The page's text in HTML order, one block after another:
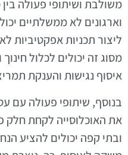
משולבת ושיתופי פעולה
וארגונים לא ממשלתיים
ליצור תכניות אפקטיביות
מסוג זה יכולים לכלול
איסוף נגישות והענקת
בנוסף, שיתופי פעולה עם
את האוכלוסייה לקחת חלק
ובתי קפה יכולים להציע